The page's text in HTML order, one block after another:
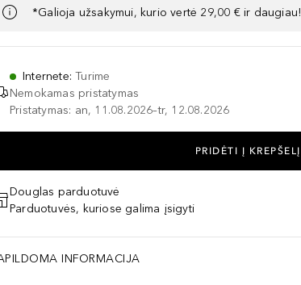
*Galioja užsakymui, kurio vertė 29,00 € ir daugiau!
Internete:Turime
Nemokamas pristatymas
Pristatymas: an, 11.08.2026–tr, 12.08.2026
PRIDĖTI Į KREPŠELĮ
Douglas parduotuvė
Parduotuvės, kuriose galima įsigyti
INFORMACIJA